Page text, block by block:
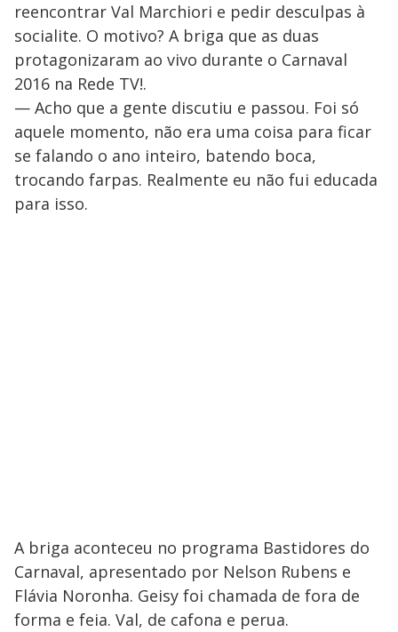
reencontrar Val Marchiori e pedir desculpas à
socialite. O motivo? A briga que as duas
protagonizaram ao vivo durante o Carnaval
2016 na Rede TV!.
— Acho que a gente discutiu e passou. Foi só
aquele momento, não era uma coisa para ficar
se falando o ano inteiro, batendo boca,
trocando farpas. Realmente eu não fui educada
para isso.
A briga aconteceu no programa Bastidores do
Carnaval, apresentado por Nelson Rubens e
Flávia Noronha. Geisy foi chamada de fora de
forma e feia. Val, de cafona e perua.